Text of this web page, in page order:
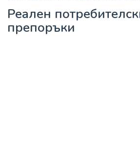
Реален
препоръки